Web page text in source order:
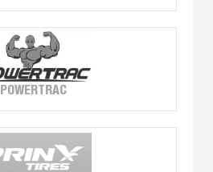
POWERTRAC